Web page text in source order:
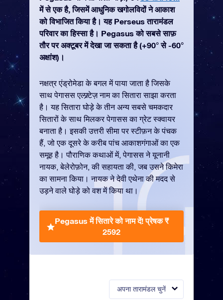
अपना तारामंडल चुनें
में से एक है, जिसमें आधुनिक खगोलविदों ने आकाश
को विभाजित किया है। यह Perseus तारामंडल
परिवार का हिस्सा है। Pegasus को सबसे साफ़
तौर पर अक्टूबर में देखा जा सकता है (+90° से -60°
अक्षांश)।
नक्षत्र एंड्रोमेडा के बगल में पाया जाता है जिसके
साथ पेगासस एल्फ़्र्टेज़ नाम का सितारा साझा करता
है। यह सितारा घोड़े के तीन अन्य सबसे चमकदार
सितारों के साथ मिलकर पेगासस का ग्रेट स्क्वायर
बनाता है। इसकी उत्तरी सीमा पर स्टीफ़न के पंचक
हैं, जो एक दूसरे के करीब पांच आकाशगंगाओं का एक
समूह है। पौराणिक कथाओं में, पेगासस ने यूनानी
नायक, बेलेरोफ़ोन, की सहायता की, जब उसने किमेरा
का सामना किया। नायक ने देवी एथेना की मदद से
उड़ने वाले घोड़े को वश में किया था।
Pegasus में सितारे को नाम दें!प्रेषक ₹
2592